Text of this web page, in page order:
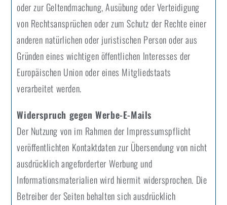
oder zur Geltendmachung, Ausübung oder Verteidigung
von Rechtsansprüchen oder zum Schutz der Rechte einer
anderen natürlichen oder juristischen Person oder aus
Gründen eines wichtigen öffentlichen Interesses der
Europäischen Union oder eines Mitgliedstaats
verarbeitet werden.
Widerspruch gegen Werbe-E-Mails
Der Nutzung von im Rahmen der Impressumspflicht
veröffentlichten Kontaktdaten zur Übersendung von nicht
ausdrücklich angeforderter Werbung und
Informationsmaterialien wird hiermit widersprochen. Die
Betreiber der Seiten behalten sich ausdrücklich